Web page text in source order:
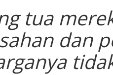
tua
dan